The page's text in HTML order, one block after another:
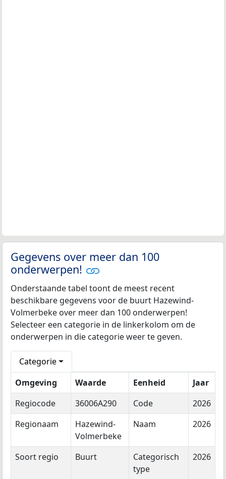
Gegevens over meer dan 100
onderwerpen!
Onderstaande tabel toont de meest recent
beschikbare gegevens voor de buurt Hazewind-
Volmerbeke over meer dan 100 onderwerpen!
Selecteer een categorie in de linkerkolom om de
onderwerpen in die categorie weer te geven.
Categorie
Omgeving
Waarde Eenheid
Jaar
Regiocode
36006A290 Code
2026
Regionaam
Hazewind-
Volmerbeke
Naam 2026
Soort regio Buurt
Categorisch
type
2026